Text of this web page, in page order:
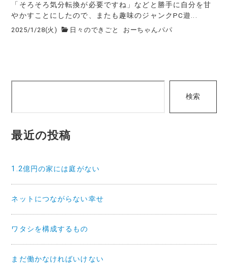
「そろそろ気分転換が必要ですね」などと勝手に自分を甘
やかすことにしたので、またも趣味のジャンクPC遊...
2025/1/28(火) 日々のできごと おーちゃんパパ
検索
最近の投稿
1.2億円の家には庭がない
ネットにつながらない幸せ
ワタシを構成するもの
まだ働かなければいけない